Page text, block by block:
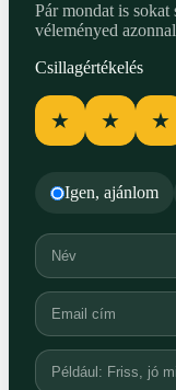
Pár mondat is
véleményed
Csillagértékelés
★ ★ ★
Igen, ajánlom